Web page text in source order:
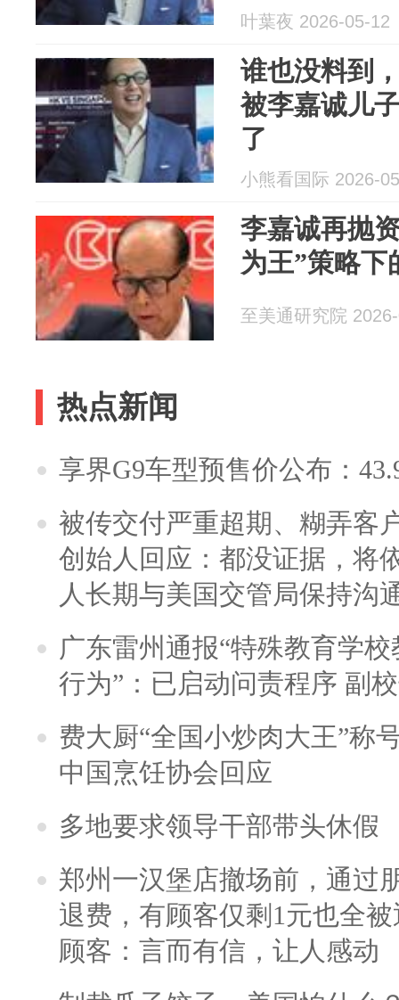
叶葉夜 2026-05-12
谁也没料到
被李嘉诚儿
了
小熊看国际 2026-
李嘉诚再抛
为王”策略下
至美通研究院
热点新闻
享界G9车型预售价公布：
被传交付严重超期、糊弄客
创始人回应：都没证据，将
人长期与美国交管局保持沟
广东雷州通报“特殊教育学
行为”：已启动问责程序 副
费大厨“全国小炒肉大王”称
中国烹饪协会回应
多地要求领导干部带头休假
郑州一汉堡店撤场前，通过
退费，有顾客仅剩1元也全
顾客：言而有信，让人感动